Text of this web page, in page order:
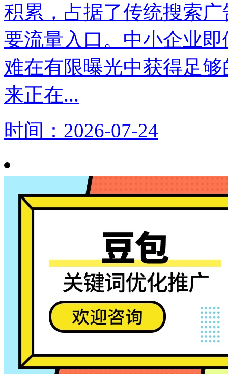
积累，占据了传统搜索
要流量入口。中小企业
难在有限曝光中获得足
来正在...
时间：2026-07-24